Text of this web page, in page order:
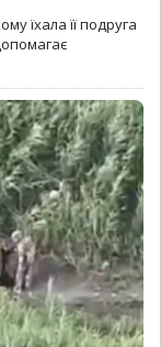
їхала її подруга